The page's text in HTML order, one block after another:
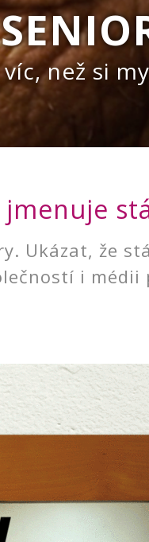
než si
Ukázat, že
i médii